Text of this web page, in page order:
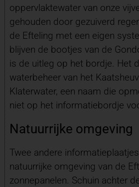
oppervlaktewater van onze
gehouden door gezuiverd
de Efteling met een eigen
blijven de bootjes van de
is de uitleg op het bordje. Het
waterbeheer van het
Klaterwater, een naam die
niet op het informatiebordje
Natuurrijke omgeving
Twee andere
natuurrijke omgeving van de
zonnepanelen. Schuin achter